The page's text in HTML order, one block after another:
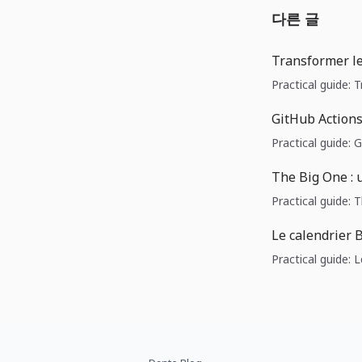
다른 글
Transformer
Practical guide:
GitHub
Practical guide:
The Big One :
Practical guide:
Le calendrier
Practical guide: